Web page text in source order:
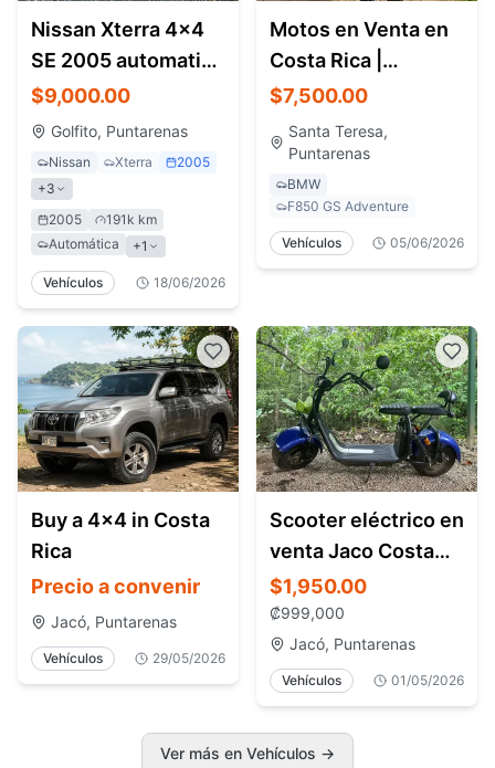
Nissan Xterra 4x4
SE 2005 automatic -
leather interior
$9,000.00
Golfito, Puntarenas
Nissan Xterra
2005
+3
2005
191k km
Automática
+1
Vehículos 18/06/2026
Motos en Venta en
Costa Rica |
Motocicletas,
Adventure Bikes y
Touring
$7,500.00
Santa Teresa,
Puntarenas
BMW
F850 GS Adventure
Vehículos 05/06/2026
Buy a 4x4 in Costa
Rica
Precio a convenir
Jacó, Puntarenas
Vehículos 29/05/2026
Scooter eléctrico en
venta Jaco Costa
Rica casi nuevo
$1,950.00
₡999,000
Jacó, Puntarenas
Vehículos 01/05/2026
Ver más en Vehículos →